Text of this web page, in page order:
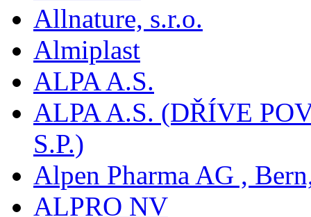
Allnature, s.r.o.
Almiplast
ALPA A.S.
ALPA A.S. (DŘÍVE
S.P.)
Alpen Pharma AG ,
ALPRO NV